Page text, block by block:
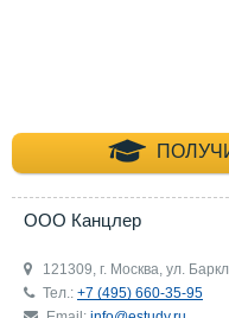
ООО Канцлер
121309, г. Москва, ул.
Тел.: +7 (495) 660-35-95